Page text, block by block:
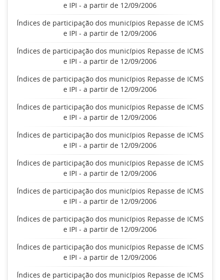
e IPI - a partir de 12/09/2006
Índices de participação dos municípios Repasse de ICMS
e IPI - a partir de 12/09/2006
Índices de participação dos municípios Repasse de ICMS
e IPI - a partir de 12/09/2006
Índices de participação dos municípios Repasse de ICMS
e IPI - a partir de 12/09/2006
Índices de participação dos municípios Repasse de ICMS
e IPI - a partir de 12/09/2006
Índices de participação dos municípios Repasse de ICMS
e IPI - a partir de 12/09/2006
Índices de participação dos municípios Repasse de ICMS
e IPI - a partir de 12/09/2006
Índices de participação dos municípios Repasse de ICMS
e IPI - a partir de 12/09/2006
Índices de participação dos municípios Repasse de ICMS
e IPI - a partir de 12/09/2006
Índices de participação dos municípios Repasse de ICMS
e IPI - a partir de 12/09/2006
Índices de participação dos municípios Repasse de ICMS